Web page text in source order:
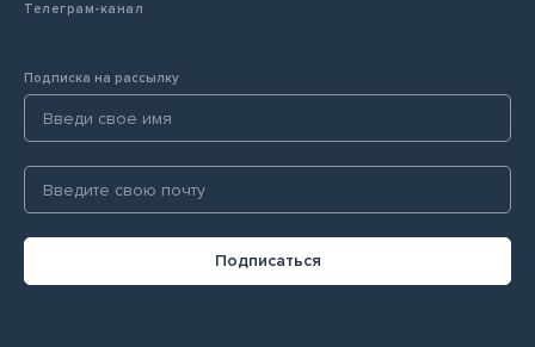
Телеграм-канал
Подписка на рассылку
Подписаться